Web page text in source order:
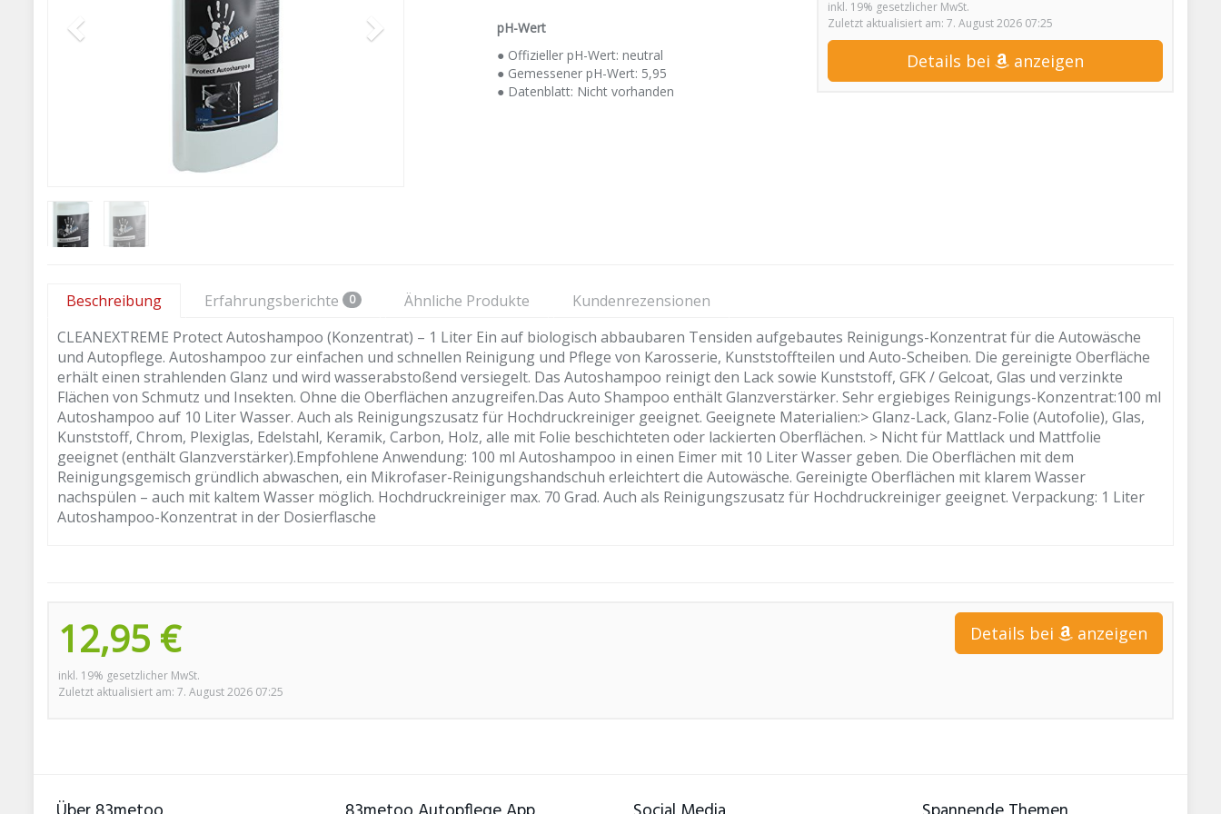
inkl. 19% gesetzlicher MwSt.
Zuletzt aktualisiert am: 7. August 2026 07:25
Details bei anzeigen
pH-Wert
● Offizieller pH-Wert: neutral
● Gemessener pH-Wert: 5,95
● Datenblatt: Nicht vorhanden
Beschreibung Erfahrungsberichte 0 Ähnliche Produkte
Kundenrezensionen
CLEANEXTREME Protect Autoshampoo (Konzentrat) – 1 Liter Ein auf biologisch abbaubaren Tensiden aufgebautes Reinigungs-Konzentrat für die Autowäsche
und Autopflege. Autoshampoo zur einfachen und schnellen Reinigung und Pflege von Karosserie, Kunststoffteilen und Auto-Scheiben. Die gereinigte Oberfläche
erhält einen strahlenden Glanz und wird wasserabstoßend versiegelt. Das Autoshampoo reinigt den Lack sowie Kunststoff, GFK / Gelcoat, Glas und verzinkte
Flächen von Schmutz und Insekten. Ohne die Oberflächen anzugreifen.Das Auto Shampoo enthält Glanzverstärker. Sehr ergiebiges Reinigungs-Konzentrat:100 ml
Autoshampoo auf 10 Liter Wasser. Auch als Reinigungszusatz für Hochdruckreiniger geeignet. Geeignete Materialien:> Glanz-Lack, Glanz-Folie (Autofolie), Glas,
Kunststoff, Chrom, Plexiglas, Edelstahl, Keramik, Carbon, Holz, alle mit Folie beschichteten oder lackierten Oberflächen. > Nicht für Mattlack und Mattfolie
geeignet (enthält Glanzverstärker).Empfohlene Anwendung: 100 ml Autoshampoo in einen Eimer mit 10 Liter Wasser geben. Die Oberflächen mit dem
Reinigungsgemisch gründlich abwaschen, ein Mikrofaser-Reinigungshandschuh erleichtert die Autowäsche. Gereinigte Oberflächen mit klarem Wasser
nachspülen – auch mit kaltem Wasser möglich. Hochdruckreiniger max. 70 Grad. Auch als Reinigungszusatz für Hochdruckreiniger geeignet. Verpackung: 1 Liter
Autoshampoo-Konzentrat in der Dosierflasche
12,95 €
inkl. 19% gesetzlicher MwSt.
Zuletzt aktualisiert am: 7. August 2026 07:25
Details bei anzeigen